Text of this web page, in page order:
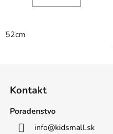
52cm
Kontakt
Poradenstvo
info@kidsmall.sk